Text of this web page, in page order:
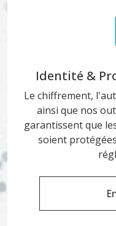
Identité &
Le chiffrement,
ainsi que nos
garantissent que
soient